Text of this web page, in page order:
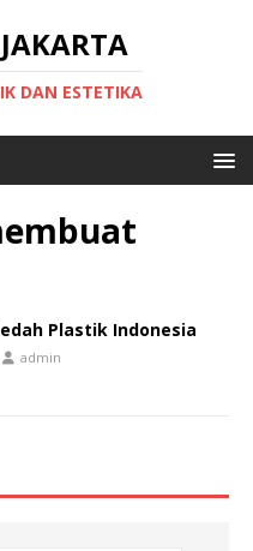
DAN ESTETIKA
Plastik Indonesia
admin